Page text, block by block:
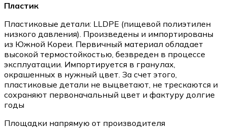
Пластик
Пластиковые детали: LLDPE (пищевой полиэтилен
низкого давления). Произведены и импортированы
из Южной Кореи. Первичный материал обладает
высокой термостойкостью, безвреден в процессе
эксплуатации. Импортируется в гранулах,
окрашенных в нужный цвет. За счет этого,
пластиковые детали не выцветают, не трескаются и
сохраняют первоначальный цвет и фактуру долгие
годы
Площадки напрямую от производителя